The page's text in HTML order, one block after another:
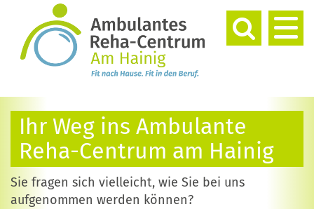
Ihr Weg ins Ambulante
Reha-Centrum am Hainig
Sie fragen sich vielleicht, wie Sie bei uns
aufgenommen werden können?